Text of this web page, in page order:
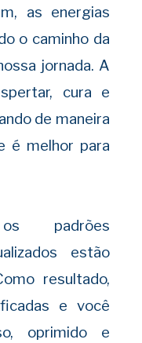
as energias
o caminho da
jornada. A
cura e
de maneira
é melhor para
padrões
estão
resultado,
e você
oprimido e